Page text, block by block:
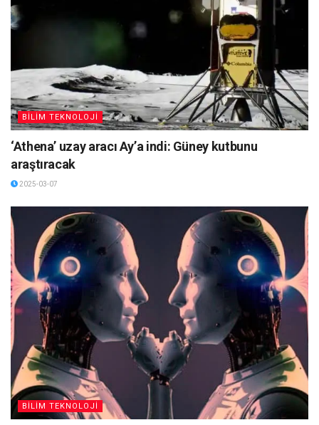
BİLİM TEKNOLOJİ
‘Athena’ uzay aracı Ay’a indi: Güney kutbunu
araştıracak
2025-03-07
BİLİM TEKNOLOJİ